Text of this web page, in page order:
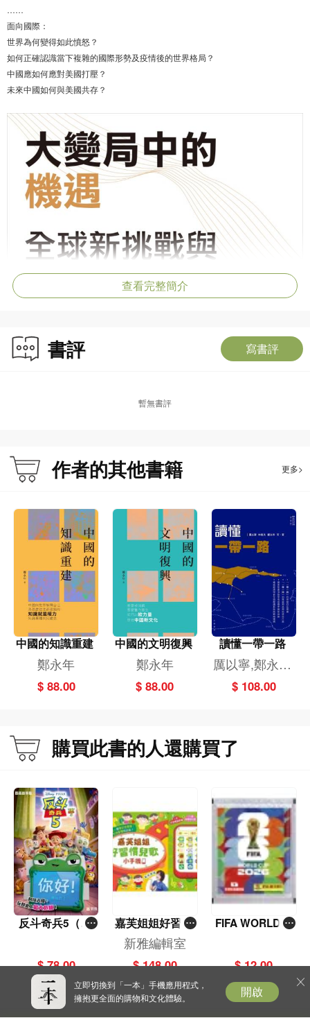
……
面向國際：
世界為何變得如此憤怒？
如何正確認識當下複雜的國際形勢及疫情後的世界格局？
中國應如何應對美國打壓？
未來中國如何與美國共存？
查看完整簡介
書評 寫書評
暫無書評
作者的其他書籍 更多>
中國的知識重建
鄭永年
$ 88.00
中國的文明復興
鄭永年
$ 88.00
讀懂一帶一路
厲以寧,鄭永年,
林毅夫
$ 108.00
購買此書的人還購買了
反斗奇兵5（圖
$ 78.00
嘉芙姐姐好習慣
兒歌小手機
新雅編輯室
$ 148.00
FIFA WORLD C
包）
$ 12.00
立即切換到「一本」手機應用程式，
擁抱更全面的購物和文化體驗。
開啟